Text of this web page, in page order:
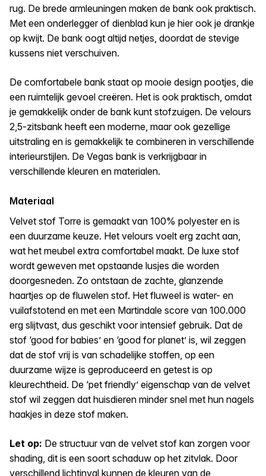
rug. De brede armleuningen maken de bank ook praktisch.
Met een onderlegger of dienblad kun je hier ook je drankje
op kwijt. De bank oogt altijd netjes, doordat de stevige
kussens niet verschuiven.
De comfortabele bank staat op mooie design pootjes, die
een ruimtelijk gevoel creëren. Het is ook praktisch, omdat
je gemakkelijk onder de bank kunt stofzuigen. De velours
2,5-zitsbank heeft een moderne, maar ook gezellige
uitstraling en is gemakkelijk te combineren in verschillende
interieurstijlen. De Vegas bank is verkrijgbaar in
verschillende kleuren en materialen.
Materiaal
Velvet stof Torre is gemaakt van 100% polyester en is
een duurzame keuze. Het velours voelt erg zacht aan,
wat het meubel extra comfortabel maakt. De luxe stof
wordt geweven met opstaande lusjes die worden
doorgesneden. Zo ontstaan de zachte, glanzende
haartjes op de fluwelen stof. Het fluweel is water- en
vuilafstotend en met een Martindale score van 100.000
erg slijtvast, dus geschikt voor intensief gebruik. Dat de
stof ‘good for babies’ en ‘good for planet’ is, wil zeggen
dat de stof vrij is van schadelijke stoffen, op een
duurzame wijze is geproduceerd en getest is op
kleurechtheid. De ‘pet friendly’ eigenschap van de velvet
stof wil zeggen dat huisdieren minder snel met hun nagels
haakjes in deze stof maken.
Let op: De structuur van de velvet stof kan zorgen voor
shading, dit is een soort schaduw op het zitvlak. Door
verschillend lichtinval kunnen de kleuren van de